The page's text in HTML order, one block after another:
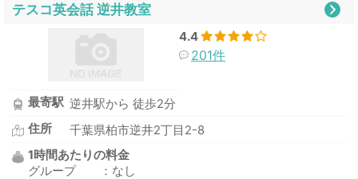
テスコ英会話 逆井教室
4.4
201件
最寄駅 逆井駅から 徒歩2分
住所
千葉県柏市逆井2丁目2-8
1時間あたりの料金
グループ ：なし